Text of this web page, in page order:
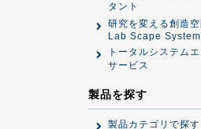
タント
研究を変える創造空
Lab Scape System
トータルシステム
サービス
製品を探す
製品カテゴリで探す